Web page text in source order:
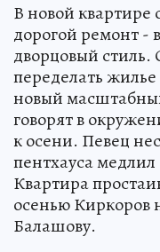
В новой квартире
дорогой ремонт -
дворцовый
переделать жилье
новый
говорят в
к осени. Певец
пентхауса
Квартира
осенью Киркоров
Балашову.